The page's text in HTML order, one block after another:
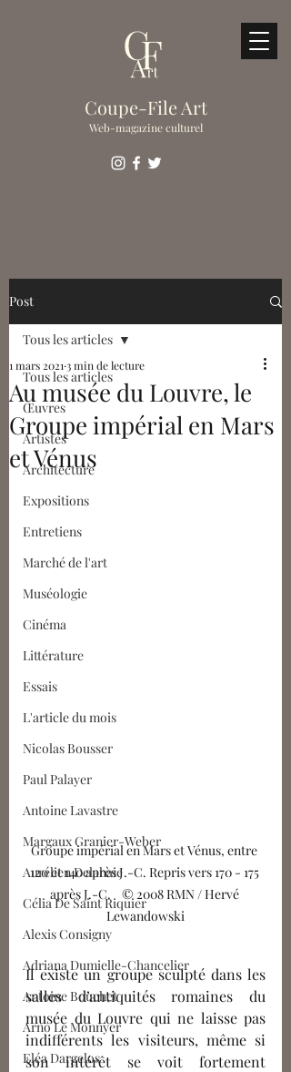
Coupe-File Art
Web-magazine culturel
Post
Tous les articles
Œuvres
Artistes
Architecture
Expositions
Entretiens
Marché de l'art
Muséologie
Cinéma
Littérature
Essais
L'article du mois
Nicolas Bousser
Paul Palayer
Antoine Lavastre
Margaux Granier-Weber
Aurélien Delahaie
Célia De Saint Riquier
Alexis Consigny
Adriana Dumielle-Chancelier
Antoine Bouchet
Arno Le Monnyer
Eléa Dargelos
Tous les articles
Au musée du Louvre, le
Groupe impérial en Mars
et Vénus
1 mars 2021 3 min de lecture
Groupe impérial en Mars et Vénus, entre
120 et 140 après J.-C. Repris vers 170 - 175
après J.-C.    © 2008 RMN / Hervé
Lewandowski
Il existe un groupe sculpté dans les
salles d’antiquités romaines du
musée du Louvre qui ne laisse pas
indifférents les visiteurs, même si
son intérêt se voit fortement